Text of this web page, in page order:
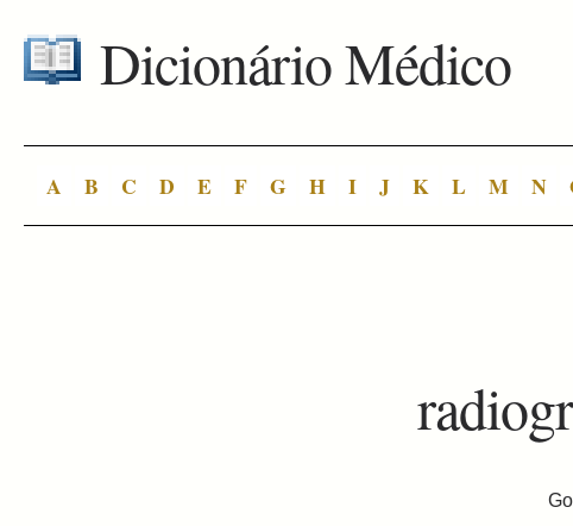
Dicionário Médico
A B C D E F G H I J K L M N